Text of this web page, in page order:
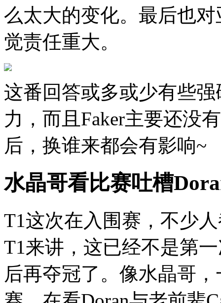
么太大的变化。最后也
觉责任重大。
这番回答或多或少有些
力，而且Faker主要还没
后，换谁来都会有影响~
水晶哥看比赛吐槽
T1这次在入围赛，不少
T1来讲，这已经不是第
后再夺冠了。像水晶哥